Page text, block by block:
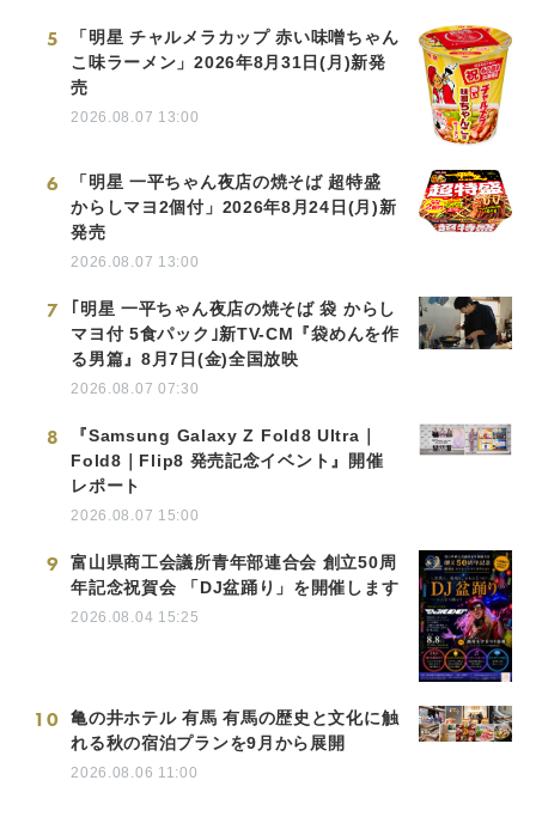
5
「明星 チャルメラカップ 赤い味噌ちゃん
こ味ラーメン」2026年8月31日(月)新発
売
2026.08.07 13:00
6
「明星 一平ちゃん夜店の焼そば 超特盛
からしマヨ2個付」2026年8月24日(月)新
発売
2026.08.07 13:00
7
｢明星 一平ちゃん夜店の焼そば 袋 からし
マヨ付 5食パック｣新TV-CM『袋めんを作
る男篇』8月7日(金)全国放映
2026.08.07 07:30
8
『Samsung Galaxy Z Fold8 Ultra｜
Fold8｜Flip8 発売記念イベント』開催
レポート
2026.08.07 15:00
9
富山県商工会議所青年部連合会 創立50周
年記念祝賀会 「DJ盆踊り」を開催します
2026.08.04 15:25
10
亀の井ホテル 有馬 有馬の歴史と文化に触
れる秋の宿泊プランを9月から展開
2026.08.06 11:00